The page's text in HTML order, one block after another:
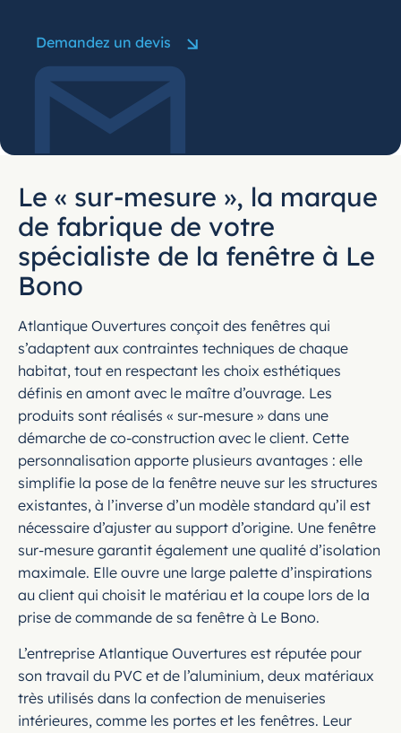
Demandez un devis
Le « sur-mesure », la marque
de fabrique de votre
spécialiste de la fenêtre à Le
Bono
Atlantique Ouvertures conçoit des fenêtres qui
s’adaptent aux contraintes techniques de chaque
habitat, tout en respectant les choix esthétiques
définis en amont avec le maître d’ouvrage. Les
produits sont réalisés « sur-mesure » dans une
démarche de co-construction avec le client. Cette
personnalisation apporte plusieurs avantages : elle
simplifie la pose de la fenêtre neuve sur les structures
existantes, à l’inverse d’un modèle standard qu’il est
nécessaire d’ajuster au support d’origine. Une fenêtre
sur-mesure garantit également une qualité d’isolation
maximale. Elle ouvre une large palette d’inspirations
au client qui choisit le matériau et la coupe lors de la
prise de commande de sa fenêtre à Le Bono.
L’entreprise Atlantique Ouvertures est réputée pour
son travail du PVC et de l’aluminium, deux matériaux
très utilisés dans la confection de menuiseries
intérieures, comme les portes et les fenêtres. Leur